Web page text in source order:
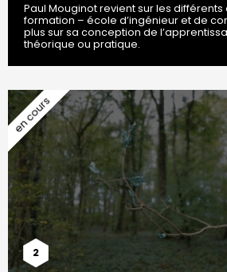
Paul Mouginot revient sur les différents
formation – école d’ingénieur et de
plus sur sa conception de
théorique ou pratique.
2